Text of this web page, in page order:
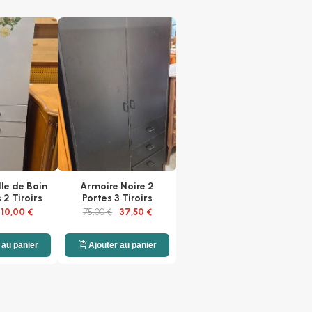
de Bain
2 Tiroirs
10,00 €
panier
Armoire Noire 2
Portes 3 Tiroirs
75,00 € 37,50 €
add_shopping_cartAjouter au panier